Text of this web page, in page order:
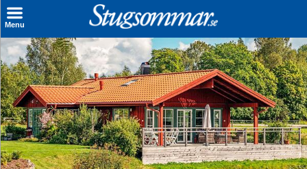
Menu
Sök stuga
Sista Minuten
Genvägar
Inspiration